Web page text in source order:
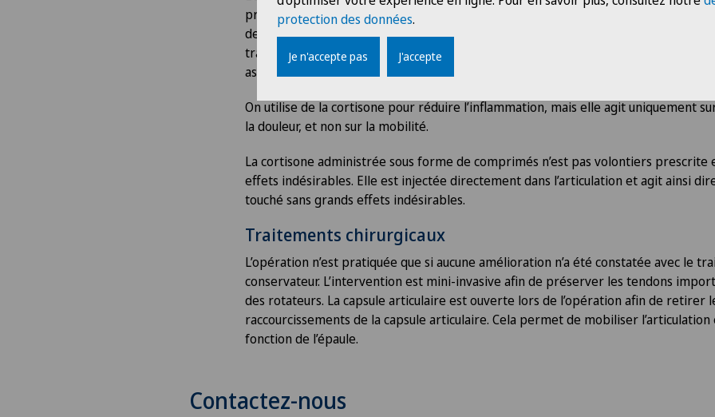
précisément combien de temps elle va durer et de connaître l’intensité des
de traitement standard. Une étude menée sur 230 sujets atteints a examiné six
traitement différentes. Le résultat a montré que la physiothérapie avec des
associée à des antidouleurs constituait le traitement le plus efficace.
On utilise de la cortisone pour réduire l’inflammation, mais elle agit uniquement
la douleur, et non sur la mobilité.
La cortisone administrée sous forme de comprimés n’est pas volontiers prescrite
effets indésirables. Elle est injectée directement dans l’articulation et agit ainsi
touché sans grands effets indésirables.
Traitements chirurgicaux
L’opération n’est pratiquée que si aucune amélioration n’a été constatée avec le
conservateur. L’intervention est mini-invasive afin de préserver les tendons
des rotateurs. La capsule articulaire est ouverte lors de l’opération afin de retirer
raccourcissements de la capsule articulaire. Cela permet de mobiliser
fonction de l’épaule.
Contactez-nous
protection des données.
Je n'accepte pas J'accepte